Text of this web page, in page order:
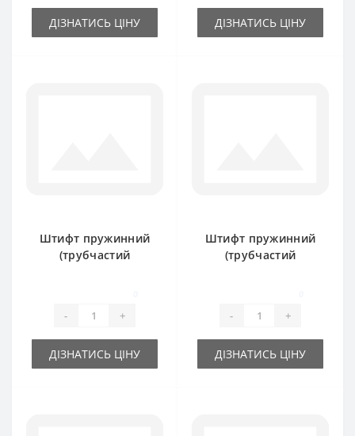
ДІЗНАТИСЬ ЦІНУ ДІЗНАТИСЬ ЦІНУ
Штифт пружинний
(трубчастий
- +
ДІЗНАТИСЬ ЦІНУ
Штифт пружинний
(трубчастий
- +
ДІЗНАТИСЬ ЦІНУ